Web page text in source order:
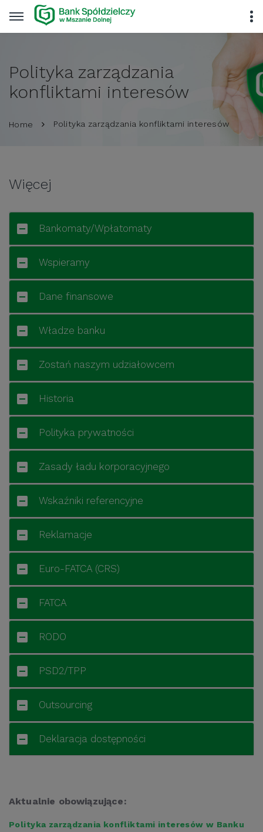
Polityka zarządzania
konfliktami interesów
Home Polityka zarządzania konfliktami interesów
Więcej
Bankomaty/Wpłatomaty
Wspieramy
Dane finansowe
Władze banku
Zostań naszym udziałowcem
Historia
Polityka prywatności
Zasady ładu korporacyjnego
Wskaźniki referencyjne
Reklamacje
Euro-FATCA (CRS)
FATCA
RODO
PSD2/TPP
Outsourcing
Deklaracja dostępności
Aktualnie obowiązujące:
Polityka zarządzania konfliktami interesów w Banku